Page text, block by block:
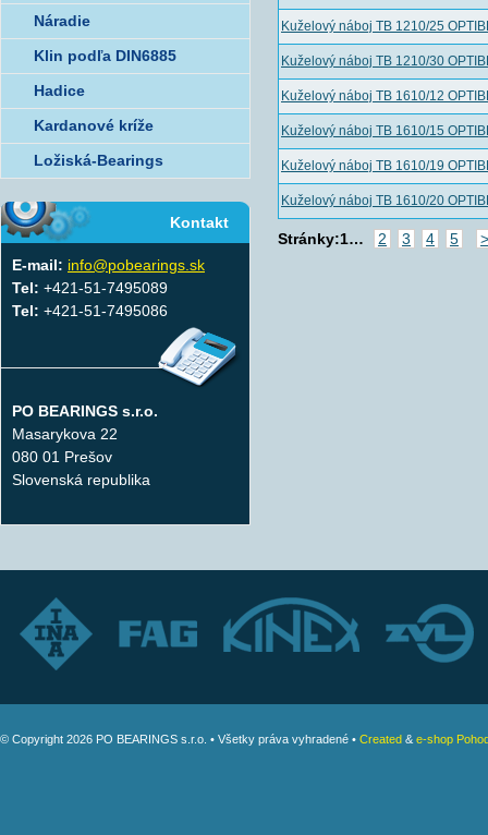
Kuželový náboj TB 1210/25
Kuželový náboj TB 1210/30
Kuželový náboj TB 1610/12
Kuželový náboj TB 1610/15
Kuželový náboj TB 1610/19
Kuželový náboj TB 1610/20
Stránky:1 2 3 4 5
…
Náradie
Klin podľa DIN6885
Hadice
Kardanové kríže
Ložiská-Bearings
Kontakt
E-mail: info@pobearings.sk
Tel: +421-51-7495089
Tel: +421-51-7495086
PO BEARINGS s.r.o.
Masarykova 22
080 01 Prešov
Slovenská republika
© Copyright 2026 PO BEARINGS s.r.o. • Všetky práva vyhradené • Created & e-shop